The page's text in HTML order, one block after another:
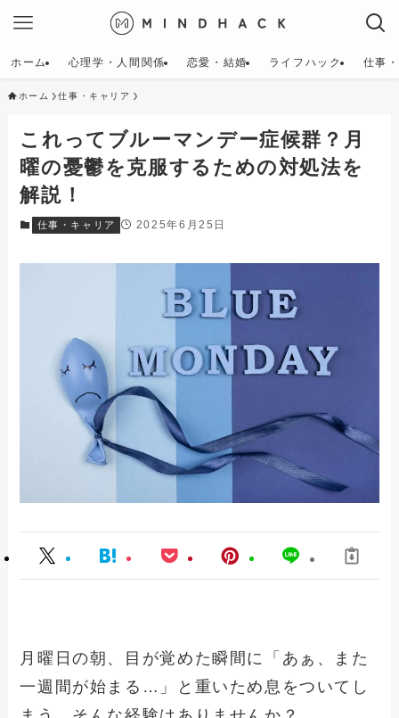
ホーム 心理学・人間関係 恋愛・結婚 ライフハック 仕事
ホーム 仕事・キャリア
これってブルーマンデー症候群？月
曜の憂鬱を克服するための対処法を
解説！
仕事・キャリア 2025年6月25日
月曜日の朝、目が覚めた瞬間に「あぁ、また
一週間が始まる…」と重いため息をついてし